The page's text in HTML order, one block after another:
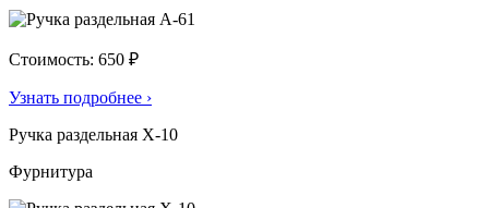
Стоимость: 650 ₽
Узнать подробнее ›
Ручка раздельная X-10
Фурнитура